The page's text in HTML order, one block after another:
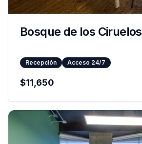
Bosque de los Ciruelos
Recepción Acceso 24/7
$11,650